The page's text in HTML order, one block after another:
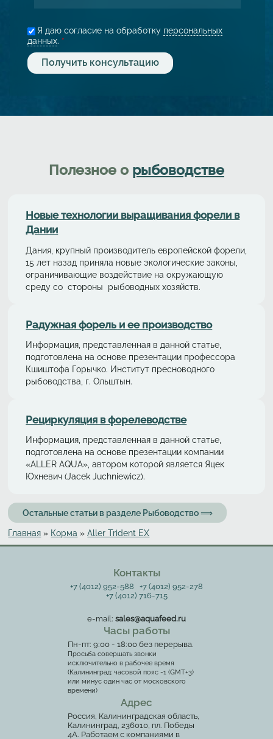
Я даю согласие на обработку персональных
данных. *
Полезное о рыбоводстве
Новые технологии выращивания форели в
Дании
Дания, крупный производитель европейской форели,
15 лет назад приняла новые экологические законы,
ограничивающие воздействие на окружающую
среду со стороны рыбоводных хозяйств.
Радужная форель и ее производство
Информация, представленная в данной статье,
подготовлена на основе презентации профессора
Кшиштофа Горычко. Институт пресноводного
рыбоводства, г. Ольштын.
Рециркуляция в форелeводстве
Информация, представленная в данной статье,
подготовлена на основе презентации компании
«ALLER AQUA», автором которой является Яцек
Юхневич (Jacek Juchniewicz).
Остальные статьи в разделе Рыбоводство ⟹
Вы здесь
Главная » Корма »Aller Trident EX
Контакты
+7 (4012) 952-588
+7 (4012) 952-278
+7 (4012) 716-715
e-mail: sales@aquafeed.ru
Часы работы
Пн-пт: 9:00 - 18:00 без перерыва.
Просьба совершать звонки
исключительно в рабочее время
(Калининград: часовой пояс -1 (GMT+3)
или минус один час от московского
времени)
Адрес
Россия, Калининградская область,
Калининград, 236010, пл. Победы
4А. Работаем с компаниями в